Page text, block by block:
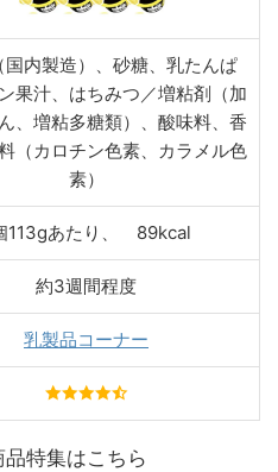
国内製造）、砂糖、乳たんぱ
果汁、はちみつ／増粘剤（加
、増粘多糖類）、酸味料、香
（カロチン色素、カラメル色
素）
113gあたり、 89kcal
約3週間程度
乳製品コーナー
特集はこちら